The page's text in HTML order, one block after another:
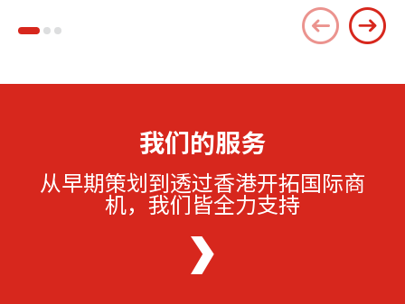
我们的服务
从早期策划到透过香港开拓国际商
机，我们皆全力支持